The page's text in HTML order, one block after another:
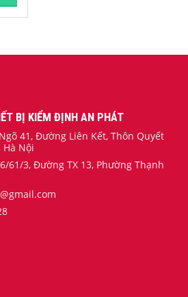
BỊ KIỂM ĐỊNH AN PHÁT
41, Đường Liên Kết, Thôn Quyết
Hà Nội
61/3, Đường TX 13, Phường Thạnh
@gmail.com